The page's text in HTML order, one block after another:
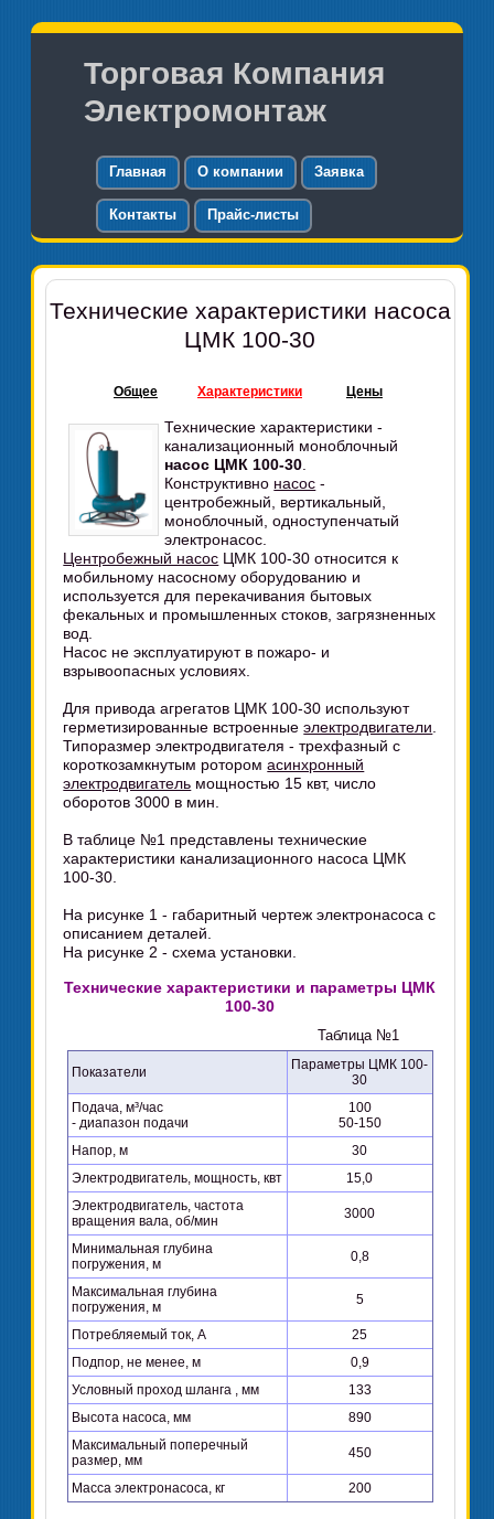
Торговая Компания
Электромонтаж
Главная О компании Заявка
Контакты Прайс-листы
Технические характеристики насоса
ЦМК 100-30
Общее Характеристики Цены
Технические характеристики -
канализационный моноблочный
насос ЦМК 100-30
Конструктивно насос -
центробежный, вертикальный,
моноблочный, одноступенчатый
электронасос.
Центробежный насос ЦМК 100-30 относится к
мобильному насосному оборудованию и
используется для перекачивания бытовых
фекальных и промышленных стоков, загрязненных
вод.
Насос не эксплуатируют в пожаро- и
взрывоопасных условиях.
Для привода агрегатов ЦМК 100-30 используют
герметизированные встроенныеэлектродвигатели
Типоразмер электродвигателя - трехфазный с
короткозамкнутым роторомасинхронный
электродвигатель мощностью 15 квт, число
оборотов 3000 в мин.
В таблице №1 представлены технические
характеристики канализационного насоса ЦМК
100-30.
На рисунке 1 - габаритный чертеж электронасоса с
описанием деталей.
На рисунке 2 - схема установки.
Технические характеристики и параметры ЦМК
100-30
Таблица №1
Показатели
Параметры ЦМК 100-
30
Подача, м³/час
- диапазон подачи
100
50-150
Напор, м
30
Электродвигатель, мощность, квт
15,0
Электродвигатель, частота
вращения вала, об/мин
3000
Минимальная глубина
погружения, м
0,8
Максимальная глубина
погружения, м
5
Потребляемый ток, А
25
Подпор, не менее, м
0,9
Условный проход шланга , мм
133
Высота насоса, мм
890
Максимальный поперечный
размер, мм
450
Масса электронасоса, кг 200